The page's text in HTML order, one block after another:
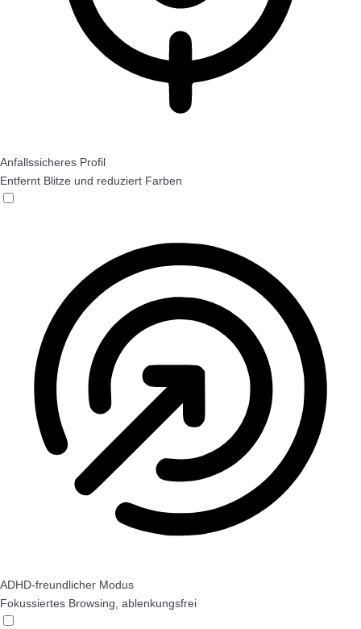
Anfallssicheres Profil
Entfernt Blitze und reduziert Farben
ADHD-freundlicher Modus
Fokussiertes Browsing, ablenkungsfrei